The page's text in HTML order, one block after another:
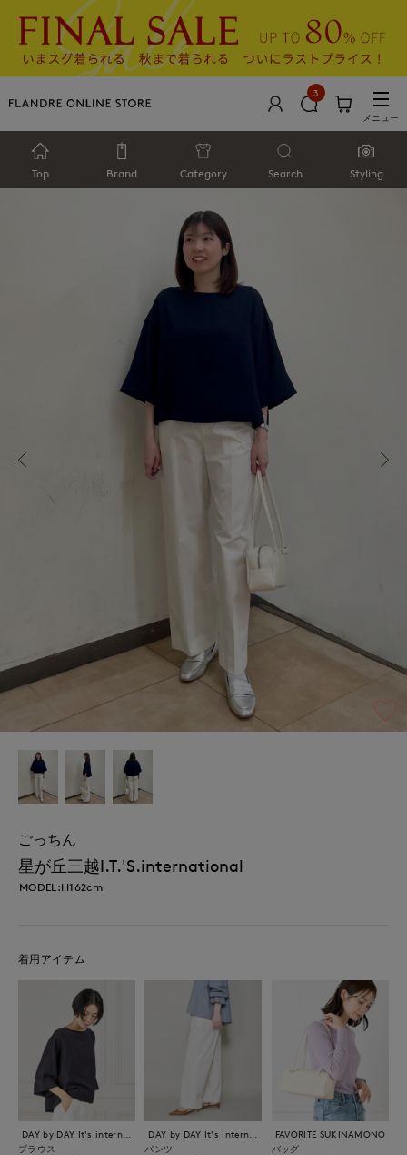
3
メニュー
Top Brand Category Search Styling
ごっちん
星が丘三越I.T.'S.international
MODEL:H162cm
着用アイテム
ブラウス
パンツ
FAVORITE SUKINAMONO
バッグ